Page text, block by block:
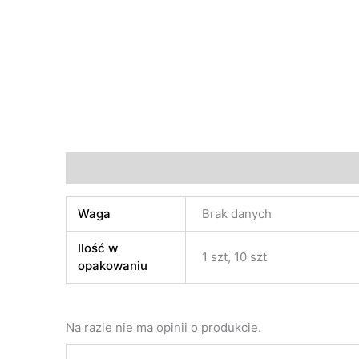
Waga Brak danych
Ilość w
opakowaniu
1 szt, 10 szt
Na razie nie ma opinii o produkcie.